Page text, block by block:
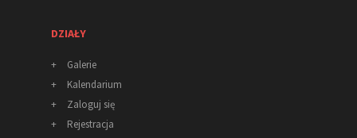
DZIAŁY
+
Galerie
+
Kalendarium
+
Zaloguj się
+
Rejestracja